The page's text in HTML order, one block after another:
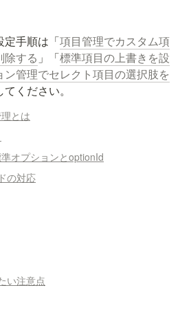
定手順は「項目管理でカスタム項
除する 」「標準項目の上書きを設
ン管理でセレクト項目の選択肢を
ください。
とは
オプションとoptionId
の対応
い注意点